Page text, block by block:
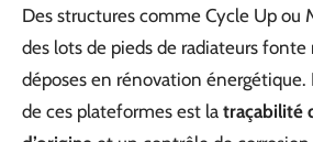
Des structures comme Cycle Up ou
des lots de pieds de radiateurs fonte
déposes en rénovation
de ces plateformes est la traçabilité